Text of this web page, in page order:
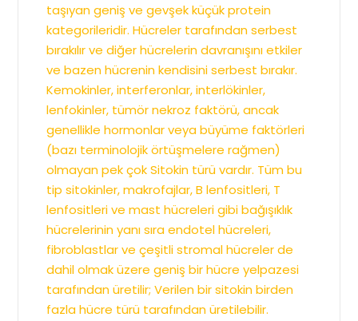
taşıyan geniş ve gevşek küçük protein
kategorileridir. Hücreler tarafından serbest
bırakılır ve diğer hücrelerin davranışını etkiler
ve bazen hücrenin kendisini serbest bırakır.
Kemokinler, interferonlar, interlökinler,
lenfokinler, tümör nekroz faktörü, ancak
genellikle hormonlar veya büyüme faktörleri
(bazı terminolojik örtüşmelere rağmen)
olmayan pek çok Sitokin türü vardır. Tüm bu
tip sitokinler, makrofajlar, B lenfositleri, T
lenfositleri ve mast hücreleri gibi bağışıklık
hücrelerinin yanı sıra endotel hücreleri,
fibroblastlar ve çeşitli stromal hücreler de
dahil olmak üzere geniş bir hücre yelpazesi
tarafından üretilir; Verilen bir sitokin birden
fazla hücre türü tarafından üretilebilir.